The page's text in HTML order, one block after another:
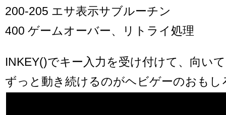
200-205 エサ表示サブルーチン
400 ゲームオーバー、リトライ処理
INKEY()でキー入力を受け付けて、向い
ずっと動き続けるのがヘビゲーのおもし